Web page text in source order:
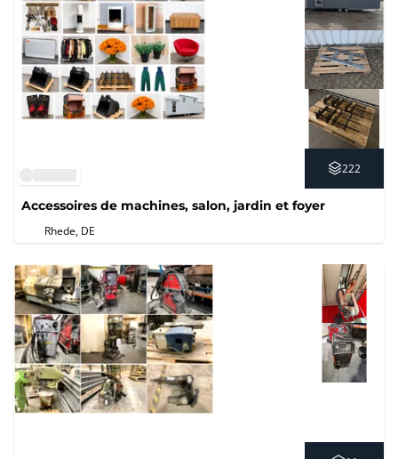
222
Accessoires de machines, salon, jardin et foyer
Rhede, DE